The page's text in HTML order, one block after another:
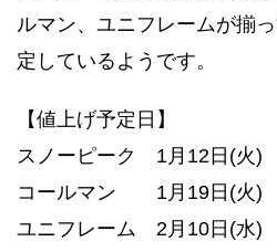
ルマン、ユニフレームが揃
定しているようです。
【値上げ予定日】
スノーピーク 1月12日(火)
コールマン 1月19日(火)
ユニフレーム 2月10日(水)